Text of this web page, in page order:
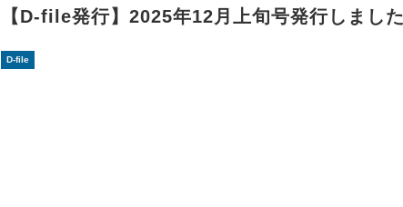
【D-file発行】2025年12月上旬号発行しました
D-file